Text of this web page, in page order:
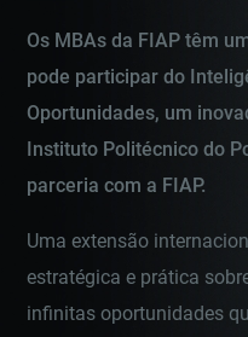
Os MBAs da FIAP têm
pode participar do
Oportunidades, um
Instituto Politécnico do
parceria com a FIAP.
Uma extensão
estratégica e prática
infinitas oportunidades